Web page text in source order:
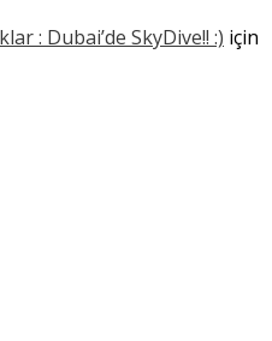
: Dubai’de SkyDive!! :) için